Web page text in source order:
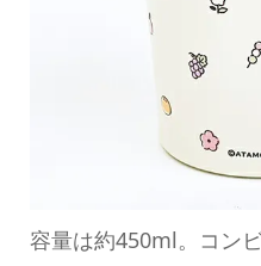
容量は約450ml。コン